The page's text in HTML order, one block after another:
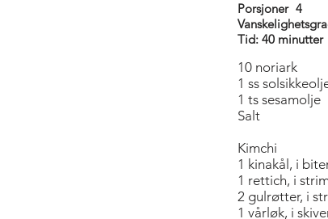
Porsjoner 4
Tid: 40 minutter
10 noriark
1 ss
1 ts sesamolje
Salt
Kimchi
1 kinakål, i
1 rettich, i
2 gulrøtter, i
1 vårløk, i